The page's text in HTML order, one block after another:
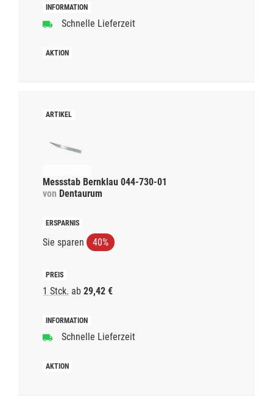
Schnelle Lieferzeit
Messstab Bernklau 044-730-01
von Dentaurum
Sie sparen 40%
1 Stck. ab 29,42 €
Schnelle Lieferzeit